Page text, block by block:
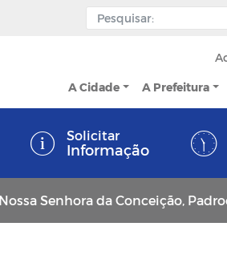
A Cidade A Prefeitura
Solicitar
Informação
da Conceição, Padroeira do